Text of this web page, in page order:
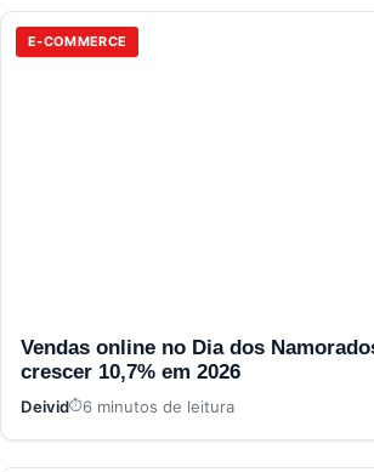
E-COMMERCE
Vendas online no Dia dos
crescer 10,7% em 2026
Deivid 6 minutos de leitura